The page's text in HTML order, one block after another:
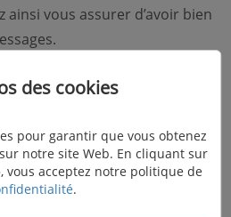
vous assurer d’avoir bien
pour vous aider à
Récupération De
des cookies
pour garantir que vous obtenez
notre site Web. En cliquant sur
vous acceptez notre politique de
.